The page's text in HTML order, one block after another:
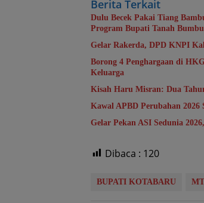
Berita Terkait
Dulu Becek Pakai Tiang
Program Bupati Tanah Bumbu
Gelar Rakerda, DPD KNPI
Borong 4 Penghargaan di
Keluarga
Kisah Haru Misran: Dua
Kawal APBD Perubahan
Gelar Pekan ASI Sedunia
Dibaca : 120
BUPATI KOTABARU